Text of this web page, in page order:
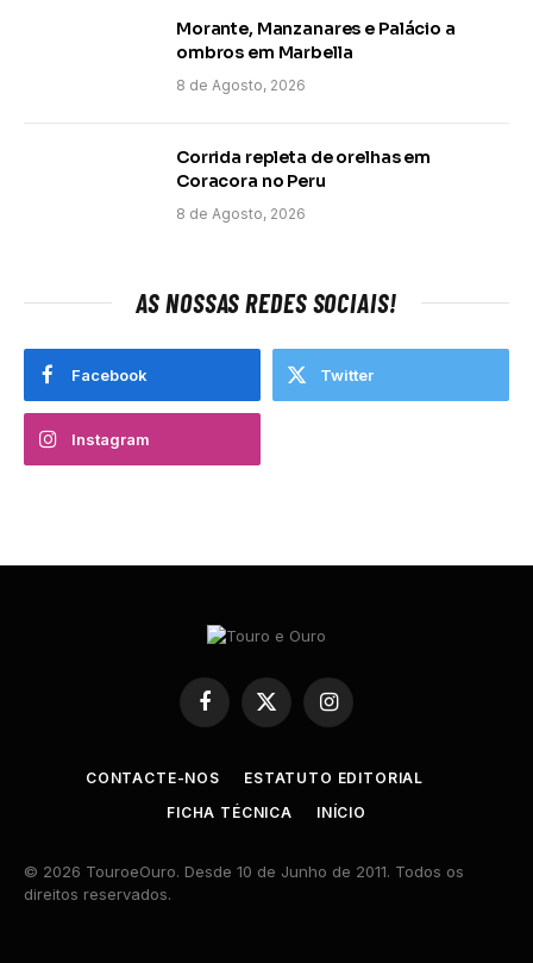
Morante, Manzanares e Palácio a
ombros em Marbella
8 de Agosto, 2026
Corrida repleta de orelhas em
Coracora no Peru
8 de Agosto, 2026
AS NOSSAS REDES SOCIAIS!
Facebook Twitter
Instagram
Facebook
X
(Twitter)
Instagram
CONTACTE-NOS
ESTATUTO EDITORIAL
FICHA TÉCNICA
INÍCIO
© 2026 TouroeOuro. Desde 10 de Junho de 2011. Todos os
direitos reservados.